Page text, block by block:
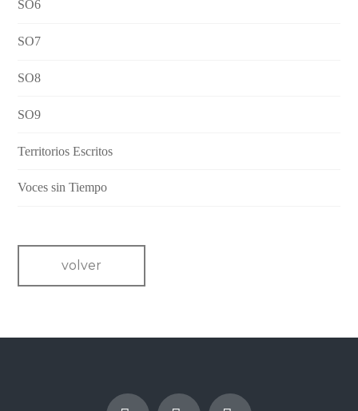
SO6
SO7
SO8
SO9
Territorios Escritos
Voces sin Tiempo
volver